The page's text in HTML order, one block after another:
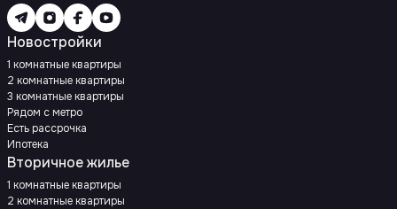
Новостройки
1 комнатные квартиры
2 комнатные квартиры
3 комнатные квартиры
Рядом с метро
Есть рассрочка
Ипотека
Вторичное жилье
1 комнатные квартиры
2 комнатные квартиры